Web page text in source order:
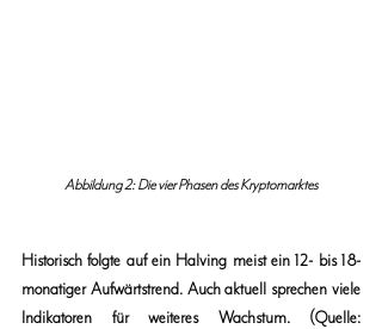
Abbildung 2: Die vier Phasen des Kryptomarktes
Historisch folgte auf ein Halving meist ein 12- bis 18-
monatiger Aufwärtstrend. Auch aktuell sprechen viele
Indikatoren für weiteres Wachstum. (Quelle: